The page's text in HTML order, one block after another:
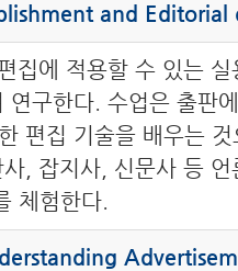
and Editorial
집에 적용할 수 있는 실
연구한다. 수업은 출판
편집 기술을 배우는
, 잡지사, 신문사 등 언
체험한다.